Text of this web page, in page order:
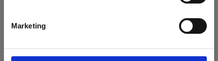
Marketing